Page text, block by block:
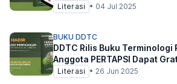
Literasi • 04 Jul 2025
BUKU DDTC
DDTC Rilis Buku Terminologi
Anggota PERTAPSI Dapat
Literasi • 26 Jun 2025